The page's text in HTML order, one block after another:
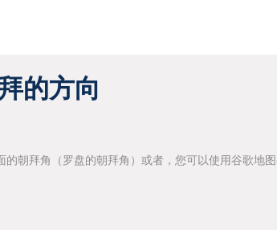
的方向
朝拜角（罗盘的朝拜角）或者，您可以使用谷歌地